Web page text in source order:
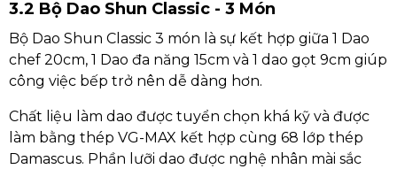
3.2 Bộ Dao Shun Classic - 3 Món
Bộ Dao Shun Classic 3 món là sự kết hợp giữa 1 Dao
chef 20cm, 1 Dao đa năng 15cm và 1 dao gọt 9cm giúp
công việc bếp trở nên dễ dàng hơn.
Chất liệu làm dao được tuyển chọn khá kỹ và được
làm bằng thép VG-MAX kết hợp cùng 68 lớp thép
Damascus. Phần lưỡi dao được nghệ nhân mài sắc